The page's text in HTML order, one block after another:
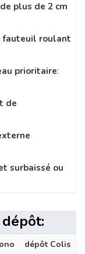
plus de 2 cm
fauteuil roulant
prioritaire:
de
surbaissé ou
dépôt Colis